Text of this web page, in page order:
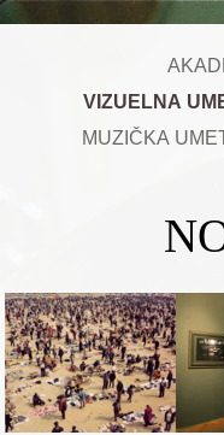
VIZUELNA
MUZIČKA